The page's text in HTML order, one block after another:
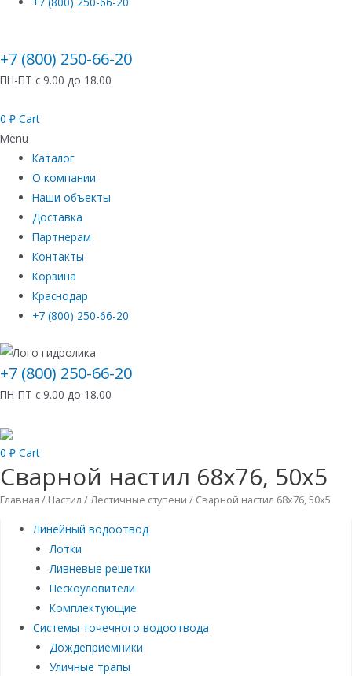
+7 (800) 250-66-20
ПН-ПТ с 9.00 до 18.00
0 ₽ Cart
Menu
Каталог
О компании
Наши объекты
Доставка
Партнерам
Контакты
Корзина
Краснодар
+7 (800) 250-66-20
+7 (800) 250-66-20
ПН-ПТ с 9.00 до 18.00
0 ₽ Cart
Сварной настил 68х76, 50х5
Главная / Настил /Лестичные ступени / Сварной настил 68х76, 50х5
Линейный водоотвод
Лотки
Ливневые решетки
Пескоуловители
Комплектующие
Системы точечного водоотвода
Дождеприемники
Уличные трапы